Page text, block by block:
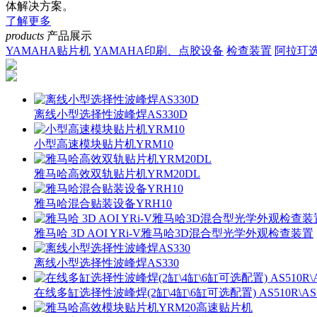
体解决方案。
了解更多
products 产品展示
YAMAHA贴片机 YAMAHA印刷、点胶设备 检查装置 阿拉玎
离线小型选择性波峰焊AS330D
小型高速模块贴片机YRM10
雅马哈高效双轨贴片机YRM20DL
雅马哈混合贴装设备YRH10
雅马哈 3D AOI YRi-V雅马哈3D混合型光学外观检查装置
离线小型选择性波峰焊AS330
在线多缸选择性波峰焊(2缸\4缸\6缸可选配置)